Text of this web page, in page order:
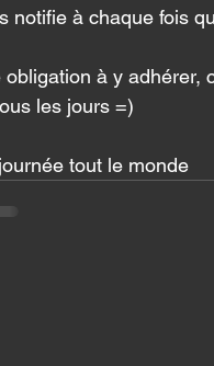
notifie à chaque fois
obligation à y adhérer,
les jours =)
tout le monde